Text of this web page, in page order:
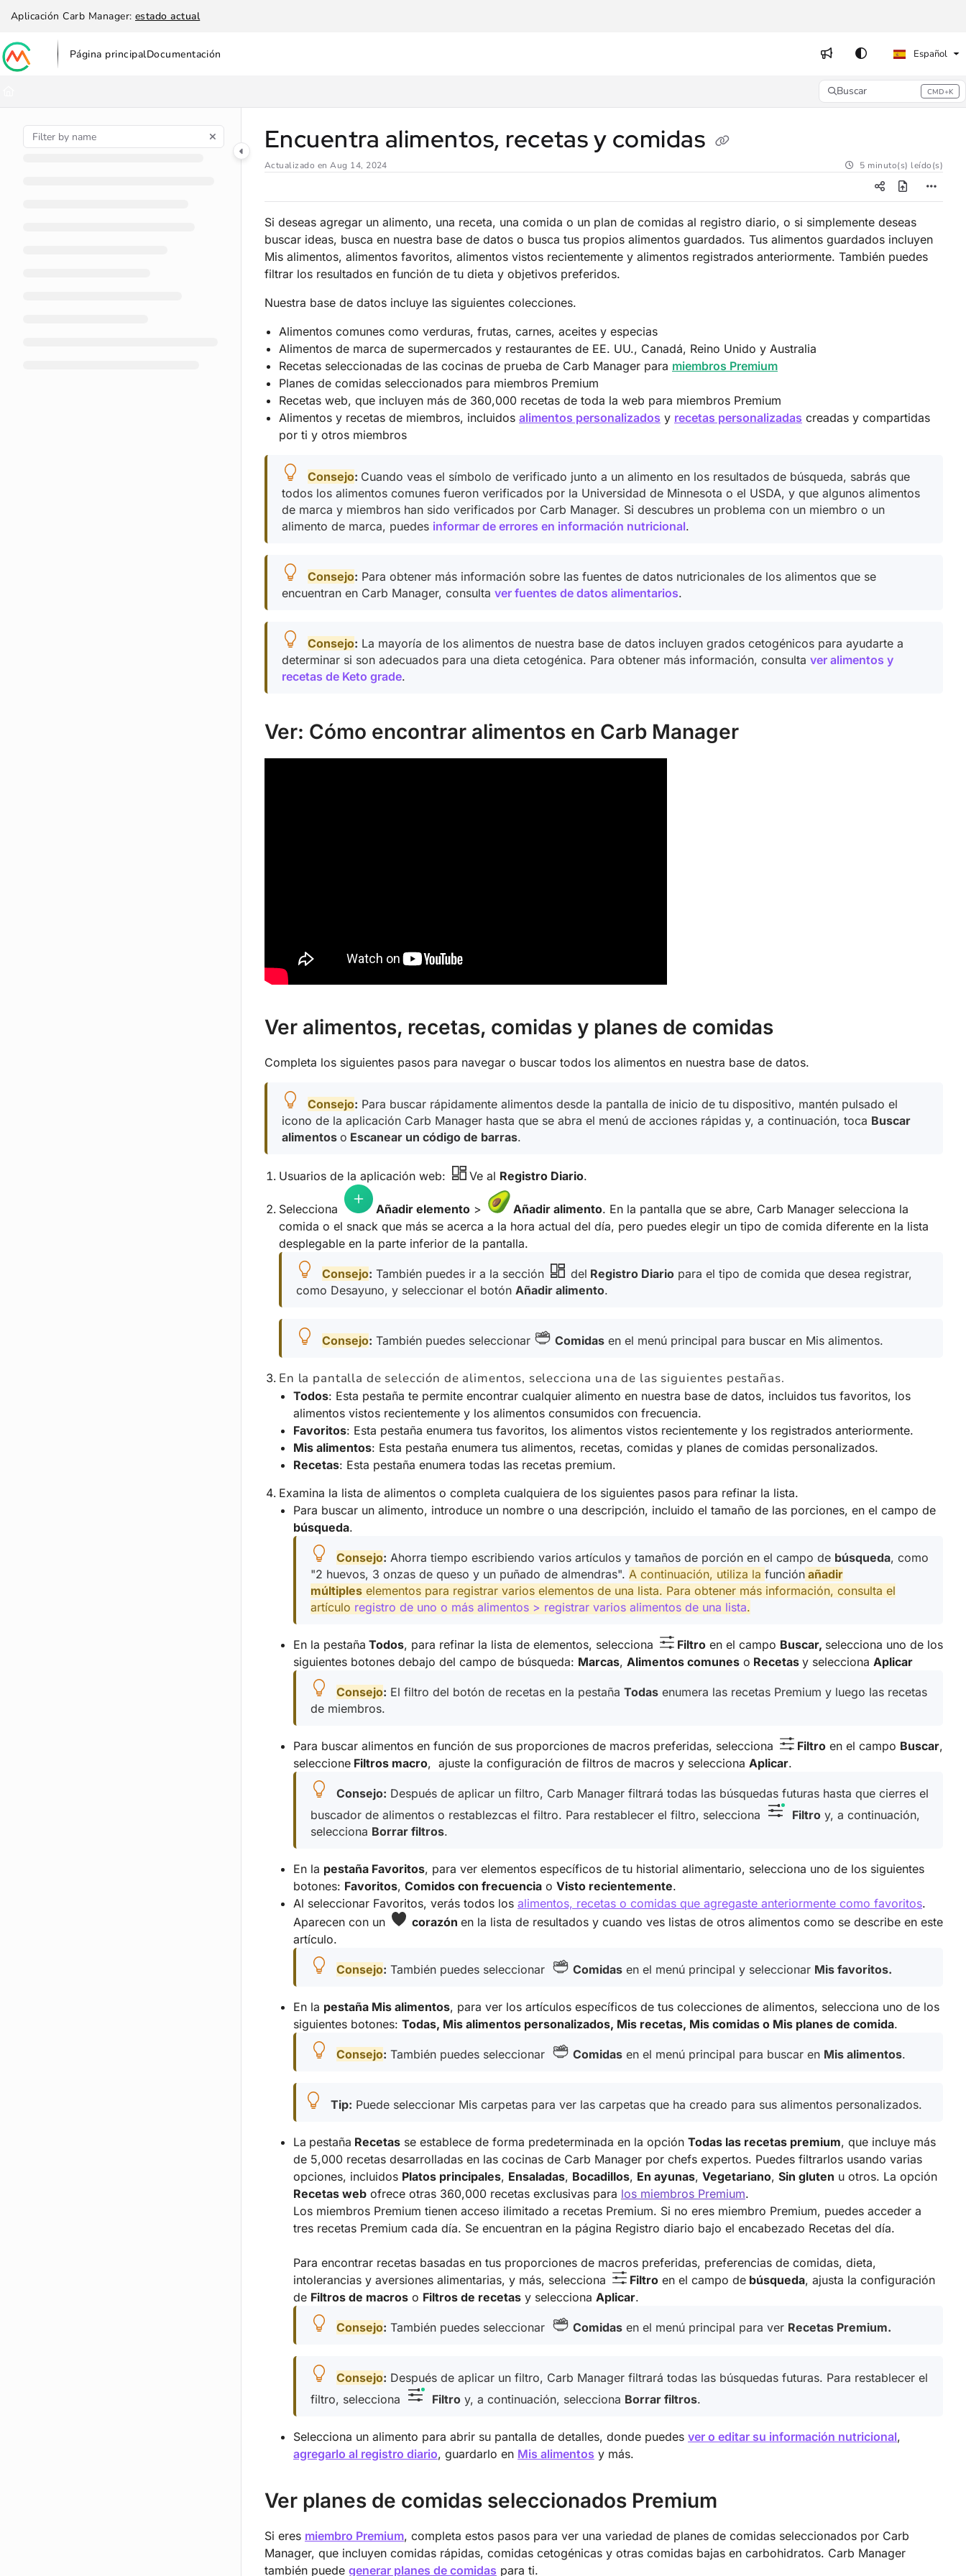
Documentation Index
Use this file to discover all available pages before exploring further.
Aplicación Carb Manager: estado actual
Página principalDocumentación Español
Buscar CMD+K
Press CMD+K to open search
Encuentra alimentos, recetas y comidas
Actualizado enAug 14, 2024 5 minuto(s) leído(s)
Si deseas agregar un alimento, una receta, una comida o un plan de comidas al registro diario, o si simplemente deseas
buscar ideas, busca en nuestra base de datos o busca tus propios alimentos guardados. Tus alimentos guardados incluyen
Mis alimentos, alimentos favoritos, alimentos vistos recientemente y alimentos registrados anteriormente. También puedes
filtrar los resultados en función de tu dieta y objetivos preferidos.
Nuestra base de datos incluye las siguientes colecciones.
Alimentos comunes como verduras, frutas, carnes, aceites y especias
Alimentos de marca de supermercados y restaurantes de EE. UU., Canadá, Reino Unido y Australia
Recetas seleccionadas de las cocinas de prueba de Carb Manager para miembros Premium
Planes de comidas seleccionados para miembros Premium
Recetas web, que incluyen más de 360,000 recetas de toda la web para miembros Premium
Alimentos y recetas de miembros, incluidos alimentos personalizados y recetas personalizadas creadas y compartidas
por ti y otros miembros
Consejo: Cuando veas el símbolo de verificado junto a un alimento en los resultados de búsqueda, sabrás que
todos los alimentos comunes fueron verificados por la Universidad de Minnesota o el USDA, y que algunos alimentos
de marca y miembros han sido verificados por Carb Manager. Si descubres un problema con un miembro o un
alimento de marca, puedes informar de errores en información nutricional.
Consejo: Para obtener más información sobre las fuentes de datos nutricionales de los alimentos que se
encuentran en Carb Manager, consulta ver fuentes de datos alimentarios.
Consejo: La mayoría de los alimentos de nuestra base de datos incluyen grados cetogénicos para ayudarte a
determinar si son adecuados para una dieta cetogénica. Para obtener más información, consulta ver alimentos y
recetas de Keto grade.
Ver: Cómo encontrar alimentos en Carb Manager
Ver alimentos, recetas, comidas y planes de comidas
Completa los siguientes pasos para navegar o buscar todos los alimentos en nuestra base de datos.
Consejo: Para buscar rápidamente alimentos desde la pantalla de inicio de tu dispositivo, mantén pulsado el
icono de la aplicación Carb Manager hasta que se abra el menú de acciones rápidas y, a continuación, toca Buscar
alimentos o Escanear un código de barras.
Usuarios de la aplicación web: Ve al Registro Diario.
Selecciona Añadir elemento > Añadir alimento. En la pantalla que se abre, Carb Manager selecciona la
comida o el snack que más se acerca a la hora actual del día, pero puedes elegir un tipo de comida diferente en la lista
desplegable en la parte inferior de la pantalla.
Consejo: También puedes ir a la sección del Registro Diario para el tipo de comida que desea registrar,
como Desayuno, y seleccionar el botón Añadir alimento.
Consejo: También puedes seleccionar Comidas en el menú principal para buscar en Mis alimentos.
En la pantalla de selección de alimentos, selecciona una de las siguientes pestañas.
Todos: Esta pestaña te permite encontrar cualquier alimento en nuestra base de datos, incluidos tus favoritos, los
alimentos vistos recientemente y los alimentos consumidos con frecuencia.
Favoritos: Esta pestaña enumera tus favoritos, los alimentos vistos recientemente y los registrados anteriormente.
Mis alimentos: Esta pestaña enumera tus alimentos, recetas, comidas y planes de comidas personalizados.
Recetas: Esta pestaña enumera todas las recetas premium.
Examina la lista de alimentos o completa cualquiera de los siguientes pasos para refinar la lista.
Para buscar un alimento, introduce un nombre o una descripción, incluido el tamaño de las porciones, en el campo de
búsqueda.
Consejo: Ahorra tiempo escribiendo varios artículos y tamaños de porción en el campo de búsqueda, como
"2 huevos, 3 onzas de queso y un puñado de almendras". A continuación, utiliza la función añadir
múltiples elementos para registrar varios elementos de una lista. Para obtener más información, consulta el
artículo registro de uno o más alimentos > registrar varios alimentos de una lista.
En la pestaña Todos, para refinar la lista de elementos, selecciona Filtro en el campo Buscar, selecciona uno de los
siguientes botones debajo del campo de búsqueda: Marcas, Alimentos comunes o Recetas y selecciona Aplicar
Consejo: El filtro del botón de recetas en la pestaña Todas enumera las recetas Premium y luego las recetas
de miembros.
Para buscar alimentos en función de sus proporciones de macros preferidas, selecciona Filtro en el campo Buscar,
seleccione Filtros macro, ajuste la configuración de filtros de macros y selecciona Aplicar.
Consejo: Después de aplicar un filtro, Carb Manager filtrará todas las búsquedas futuras hasta que cierres el
buscador de alimentos o restablezcas el filtro. Para restablecer el filtro, selecciona
Filtro y, a continuación,
selecciona Borrar filtros.
En la pestaña Favoritos, para ver elementos específicos de tu historial alimentario, selecciona uno de los siguientes
botones: Favoritos, Comidos con frecuencia o Visto recientemente.
Al seleccionar Favoritos, verás todos los alimentos, recetas o comidas que agregaste anteriormente como favoritos.
Aparecen con un
corazón en la lista de resultados y cuando ves listas de otros alimentos como se describe en este
artículo.
Consejo: También puedes seleccionar Comidas en el menú principal y seleccionar Mis favoritos.
En la pestaña Mis alimentos, para ver los artículos específicos de tus colecciones de alimentos, selecciona uno de los
siguientes botones: Todas, Mis alimentos personalizados, Mis recetas, Mis comidas o Mis planes de comida.
Consejo: También puedes seleccionar Comidas en el menú principal para buscar en Mis alimentos.
Tip: Puede seleccionar Mis carpetas para ver las carpetas que ha creado para sus alimentos personalizados.
La pestaña Recetas se establece de forma predeterminada en la opción Todas las recetas premium, que incluye más
de 5,000 recetas desarrolladas en las cocinas de Carb Manager por chefs expertos. Puedes filtrarlos usando varias
opciones, incluidos Platos principales, Ensaladas, Bocadillos, En ayunas, Vegetariano, Sin gluten u otros. La opción
Recetas web ofrece otras 360,000 recetas exclusivas para los miembros Premium.
Los miembros Premium tienen acceso ilimitado a recetas Premium. Si no eres miembro Premium, puedes acceder a
tres recetas Premium cada día. Se encuentran en la página Registro diario bajo el encabezado Recetas del día.
Para encontrar recetas basadas en tus proporciones de macros preferidas, preferencias de comidas, dieta,
intolerancias y aversiones alimentarias, y más, selecciona
Filtro en el campo de búsqueda, ajusta la configuración
de Filtros de macros o Filtros de recetas y selecciona Aplicar.
Consejo: También puedes seleccionar Comidas en el menú principal para ver Recetas Premium.
Consejo: Después de aplicar un filtro, Carb Manager filtrará todas las búsquedas futuras. Para restablecer el
filtro, selecciona
Filtro y, a continuación, selecciona Borrar filtros.
Selecciona un alimento para abrir su pantalla de detalles, donde puedes ver o editar su información nutricional,
agregarlo al registro diario, guardarlo en Mis alimentos y más.
Ver planes de comidas seleccionados Premium
Si eres miembro Premium, completa estos pasos para ver una variedad de planes de comidas seleccionados por Carb
Manager, que incluyen comidas rápidas, comidas cetogénicas y otras comidas bajas en carbohidratos. Carb Manager
también puede generar planes de comidas para ti.